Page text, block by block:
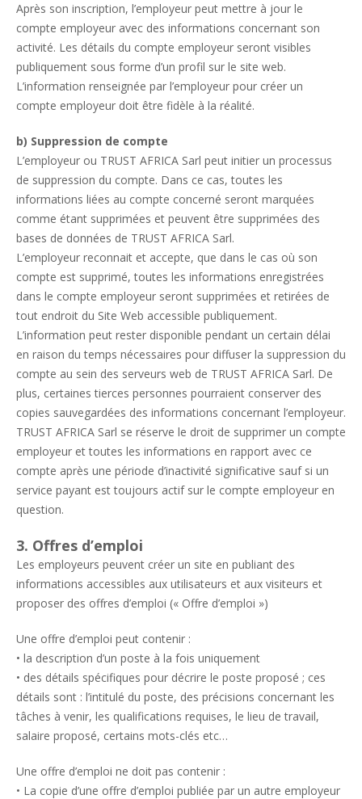
Après son inscription, l’employeur peut mettre à jour le
compte employeur avec des informations concernant son
activité. Les détails du compte employeur seront visibles
publiquement sous forme d’un profil sur le site web.
L’information renseignée par l’employeur pour créer un
compte employeur doit être fidèle à la réalité.
b) Suppression de compte
L’employeur ou TRUST AFRICA Sarl peut initier un processus
de suppression du compte. Dans ce cas, toutes les
informations liées au compte concerné seront marquées
comme étant supprimées et peuvent être supprimées des
bases de données de TRUST AFRICA Sarl.
L’employeur reconnait et accepte, que dans le cas où son
compte est supprimé, toutes les informations enregistrées
dans le compte employeur seront supprimées et retirées de
tout endroit du Site Web accessible publiquement.
L’information peut rester disponible pendant un certain délai
en raison du temps nécessaires pour diffuser la suppression du
compte au sein des serveurs web de TRUST AFRICA Sarl. De
plus, certaines tierces personnes pourraient conserver des
copies sauvegardées des informations concernant l’employeur.
TRUST AFRICA Sarl se réserve le droit de supprimer un compte
employeur et toutes les informations en rapport avec ce
compte après une période d’inactivité significative sauf si un
service payant est toujours actif sur le compte employeur en
question.
3. Offres d’emploi
Les employeurs peuvent créer un site en publiant des
informations accessibles aux utilisateurs et aux visiteurs et
proposer des offres d’emploi (« Offre d’emploi »)
Une offre d’emploi peut contenir :
• la description d’un poste à la fois uniquement
• des détails spécifiques pour décrire le poste proposé ; ces
détails sont : l’intitulé du poste, des précisions concernant les
tâches à venir, les qualifications requises, le lieu de travail,
salaire proposé, certains mots-clés etc…
Une offre d’emploi ne doit pas contenir :
• La copie d’une offre d’emploi publiée par un autre employeur